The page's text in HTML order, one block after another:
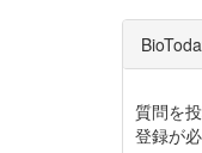
質問を
登録が必